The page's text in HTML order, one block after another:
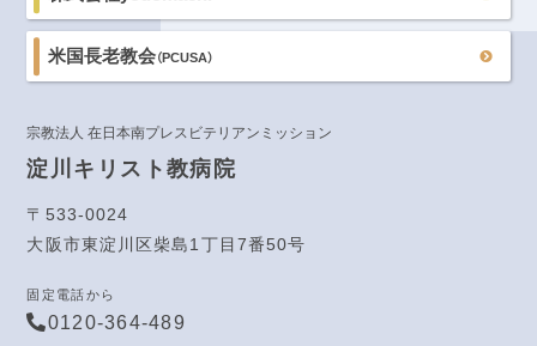
米国長老教会（PCUSA）
宗教法人 在日本南プレスビテリアンミッション
淀川キリスト教病院
〒533-0024
大阪市東淀川区柴島1丁目7番50号
固定電話から
0120-364-489